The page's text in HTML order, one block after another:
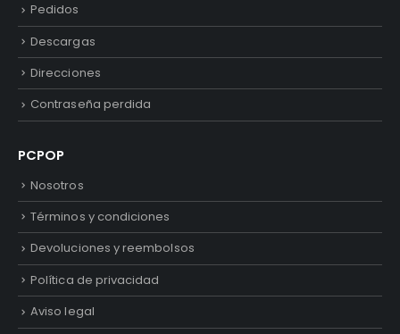
Pedidos
Descargas
Direcciones
Contraseña perdida
PCPOP
Nosotros
Términos y condiciones
Devoluciones y reembolsos
Política de privacidad
Aviso legal